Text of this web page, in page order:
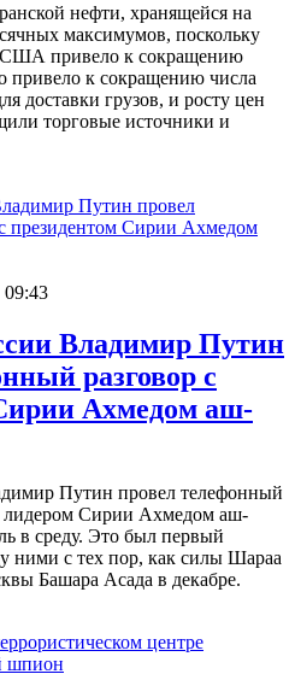
нефти, хранящейся на
максимумов, поскольку
США привело к сокращению
привело к сокращению числа
доставки грузов, и росту цен
торговые источники и
09:43
Владимир Путин
разговор с
Ахмедом аш-
Путин провел телефонный
лидером Сирии Ахмедом аш-
в среду. Это был первый
ними с тех пор, как силы Шараа
Башара Асада в декабре.